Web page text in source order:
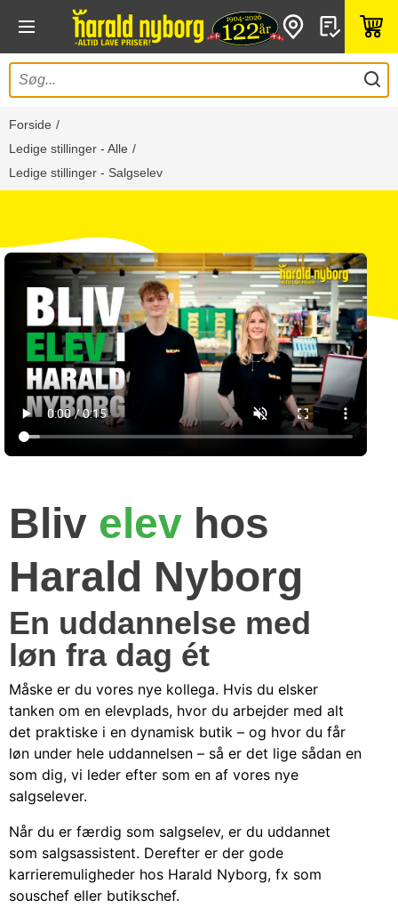
Forside
Ledige stillinger - Alle
Ledige stillinger - Salgselev
Bliv elev hos
Harald­ Nyborg
En uddannelse med
løn fra dag ét
Måske er du vores nye kollega. Hvis du elsker
tanken om en elevplads, hvor du arbejder med alt
det praktiske i en dynamisk butik – og hvor du får
løn under hele uddannelsen – så er det lige sådan en
som dig, vi leder efter som en af vores nye
salgselever. ​
Når du er færdig som salgselev, er du uddannet
som salgsassistent. Derefter er der gode
karrieremuligheder hos Harald Nyborg, fx som
souschef eller butikschef.